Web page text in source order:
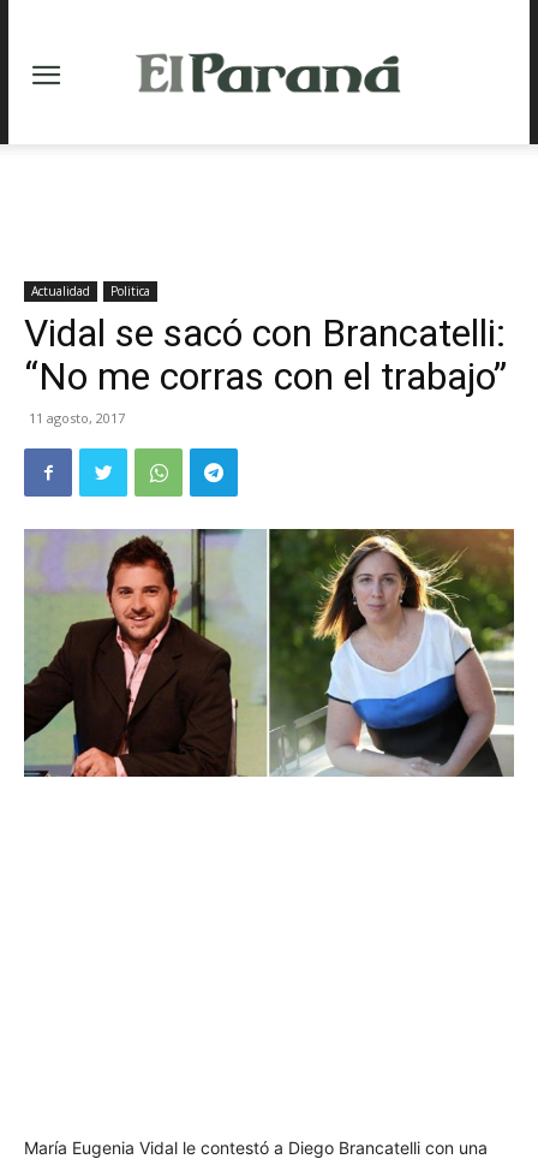
Actualidad Politica
Vidal se sacó con Brancatelli:
“No me corras con el trabajo”
11 agosto, 2017
María Eugenia Vidal le contestó a Diego Brancatelli con una